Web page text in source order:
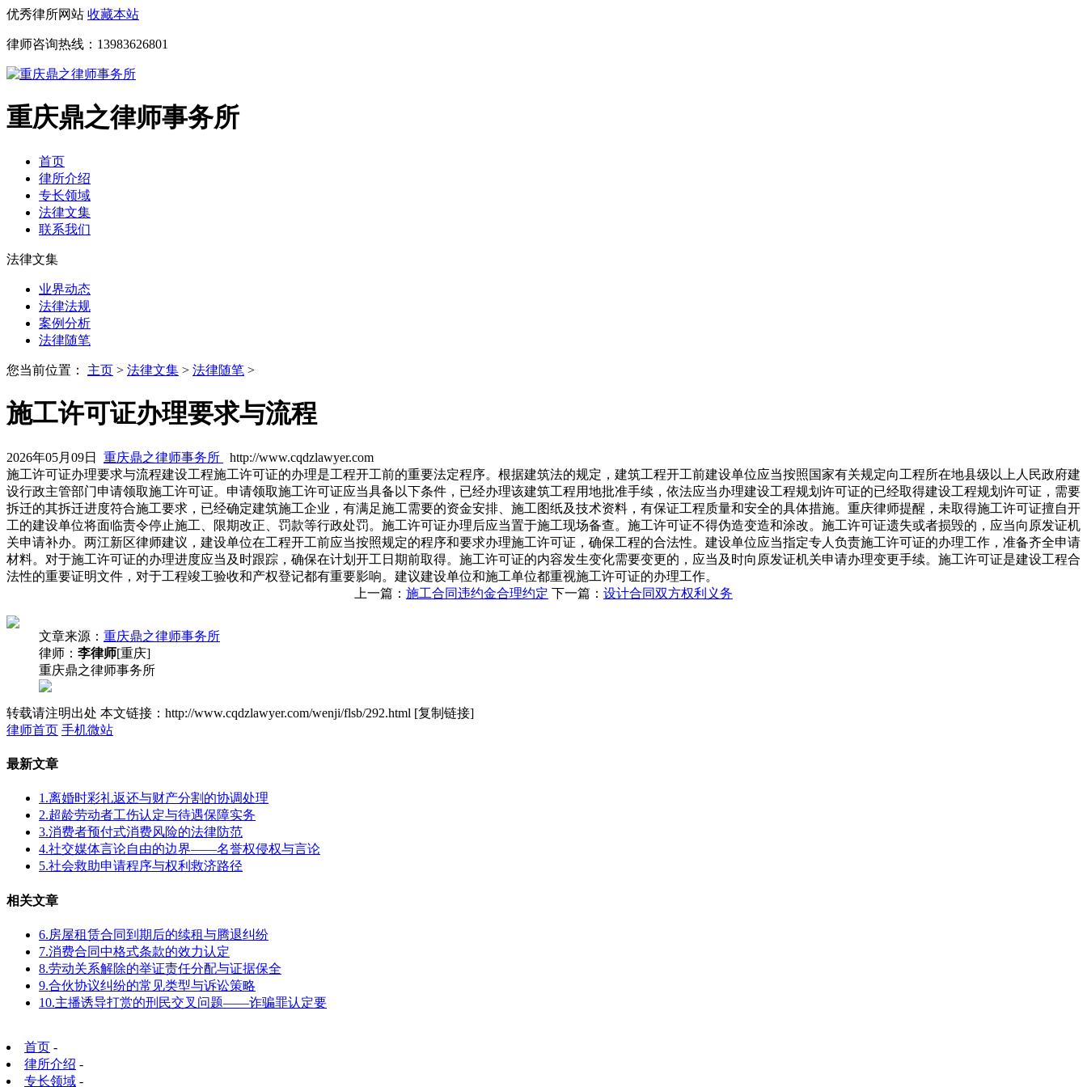
优秀律所网站 收藏本站
律师咨询热线： 13983626801
重庆鼎之律师事务所
首页
律所介绍
专长领域
法律文集
联系我们
法律文集
业界动态
法律法规
案例分析
法律随笔
您当前位置： 主页 > 法律文集 > 法律随笔 >
施工许可证办理要求与流程
2026年05月09日 重庆鼎之律师事务所
http://www.cqdzlawyer.com
施工许可证办理要求与流程建设工程施工许可证的办理是工程开工前的重要法定程序。根据建筑法的规定，建筑工程开工前建设单位应当按照国家有关规定向工程所在地县级以上人民政府建
设行政主管部门申请领取施工许可证。申请领取施工许可证应当具备以下条件，已经办理该建筑工程用地批准手续，依法应当办理建设工程规划许可证的已经取得建设工程规划许可证，需要
拆迁的其拆迁进度符合施工要求，已经确定建筑施工企业，有满足施工需要的资金安排、施工图纸及技术资料，有保证工程质量和安全的具体措施。重庆律师提醒，未取得施工许可证擅自开
工的建设单位将面临责令停止施工、限期改正、罚款等行政处罚。施工许可证办理后应当置于施工现场备查。施工许可证不得伪造变造和涂改。施工许可证遗失或者损毁的，应当向原发证机
关申请补办。两江新区律师建议，建设单位在工程开工前应当按照规定的程序和要求办理施工许可证，确保工程的合法性。建设单位应当指定专人负责施工许可证的办理工作，准备齐全申请
材料。对于施工许可证的办理进度应当及时跟踪，确保在计划开工日期前取得。施工许可证的内容发生变化需要变更的，应当及时向原发证机关申请办理变更手续。施工许可证是建设工程合
法性的重要证明文件，对于工程竣工验收和产权登记都有重要影响。建议建设单位和施工单位都重视施工许可证的办理工作。
上一篇： 施工合同违约金合理约定 下一篇： 设计合同双方权利义务
文章来源： 重庆鼎之律师事务所
律师： 李律师[重庆]
重庆鼎之律师事务所
转载请注明出处 本文链接：http://www.cqdzlawyer.com/wenji/flsb/292.html [复制链接]
律师首页 手机微站
最新文章
1.离婚时彩礼返还与财产分割的协调处理
2.超龄劳动者工伤认定与待遇保障实务
3.消费者预付式消费风险的法律防范
4.社交媒体言论自由的边界——名誉权侵权与言论
5.社会救助申请程序与权利救济路径
相关文章
6.房屋租赁合同到期后的续租与腾退纠纷
7.消费合同中格式条款的效力认定
8.劳动关系解除的举证责任分配与证据保全
9.合伙协议纠纷的常见类型与诉讼策略
10.主播诱导打赏的刑民交叉问题——诈骗罪认定要
首页 -
律所介绍 -
专长领域 -